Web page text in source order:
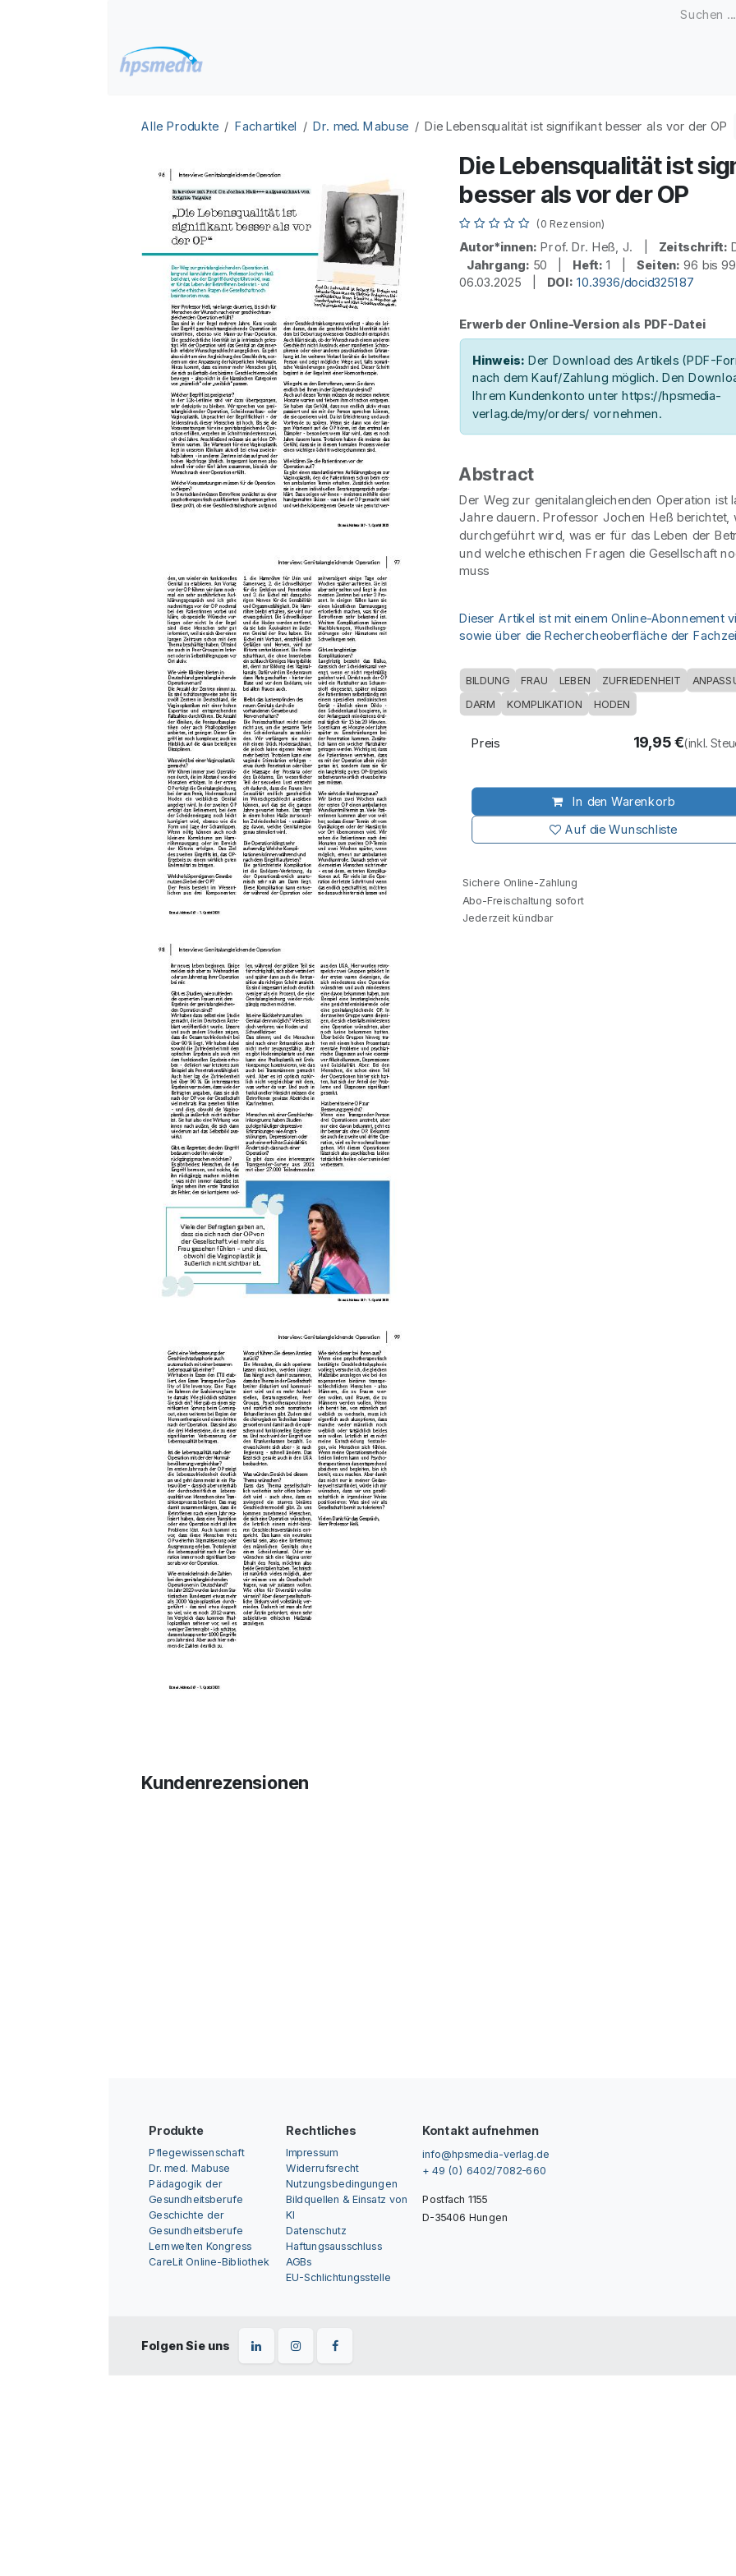
Alle Produkte Fachartikel Dr. med. Mabuse Die Lebensqualität ist signifikant besser als vor der OP
Die Lebensqualität ist
besser als vor der OP
(0 Rezension)
Autor*innen: Prof. Dr. Heß, J. | Zeitschrift:
Jahrgang: 50 | Heft: 1 |Seiten: 96 bis
06.03.2025 | DOI: 10.3936/docid325187
Erwerb der Online-Version als PDF-Datei
Hinweis: Der Download des Artikels (PDF-
nach dem Kauf/Zahlung möglich. Den
Ihrem Kundenkonto unter https://hpsmedia-
verlag.de/my/orders/ vornehmen.
Abstract
Der Weg zur genitalangleichenden Operation ist
Jahre dauern. Professor Jochen Heß berichtet,
durchgeführt wird, was er für das Leben der
und welche ethischen Fragen die Gesellschaft
muss
Dieser Artikel ist mit einem Online-Abonnement
sowie über die Rechercheoberfläche der
BILDUNG FRAU LEBEN ZUFRIEDENHEIT
DARM KOMPLIKATION HODEN
In den Warenkorb
Auf die Wunschliste
Preis 19,95€(inkl.
Sichere Online-Zahlung
Abo-Freischaltung sofort
Jederzeit kündbar
Kundenrezensionen
Produkte
Pflegewissenschaft
Dr. med. Mabuse
Pädagogik der
Gesundheitsberufe
Geschichte der
Gesundheitsberufe
Lernwelten Kongress
CareLit Online-Bibliothek
Rechtliches
Impressum
Widerrufsrecht
Nutzungsbedingungen
Bildquellen & Einsatz von
KI
Datenschutz
Haftungsausschluss
AGBs
EU-Schlichtungsstelle
Kontakt aufnehmen
info@hpsmedia-verlag.de
+ 49 (0) 6402/7082-660
Postfach 1155
D-35406 Hungen
Folgen Sie uns